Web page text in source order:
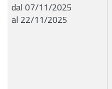
dal 07/11/2025
al 22/11/2025